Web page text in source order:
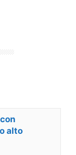
alto